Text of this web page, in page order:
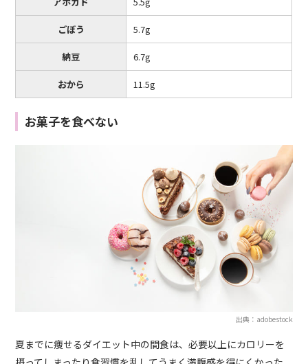
ごぼう 5.7g
納豆 6.7g
おから 11.5g
お菓子を食べない
出典：adobestock
夏までに痩せるダイエット中の間食は、必要以上にカロリーを